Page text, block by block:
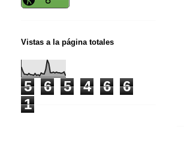
Vistas a la página totales
5 6 5 4 6
6
1